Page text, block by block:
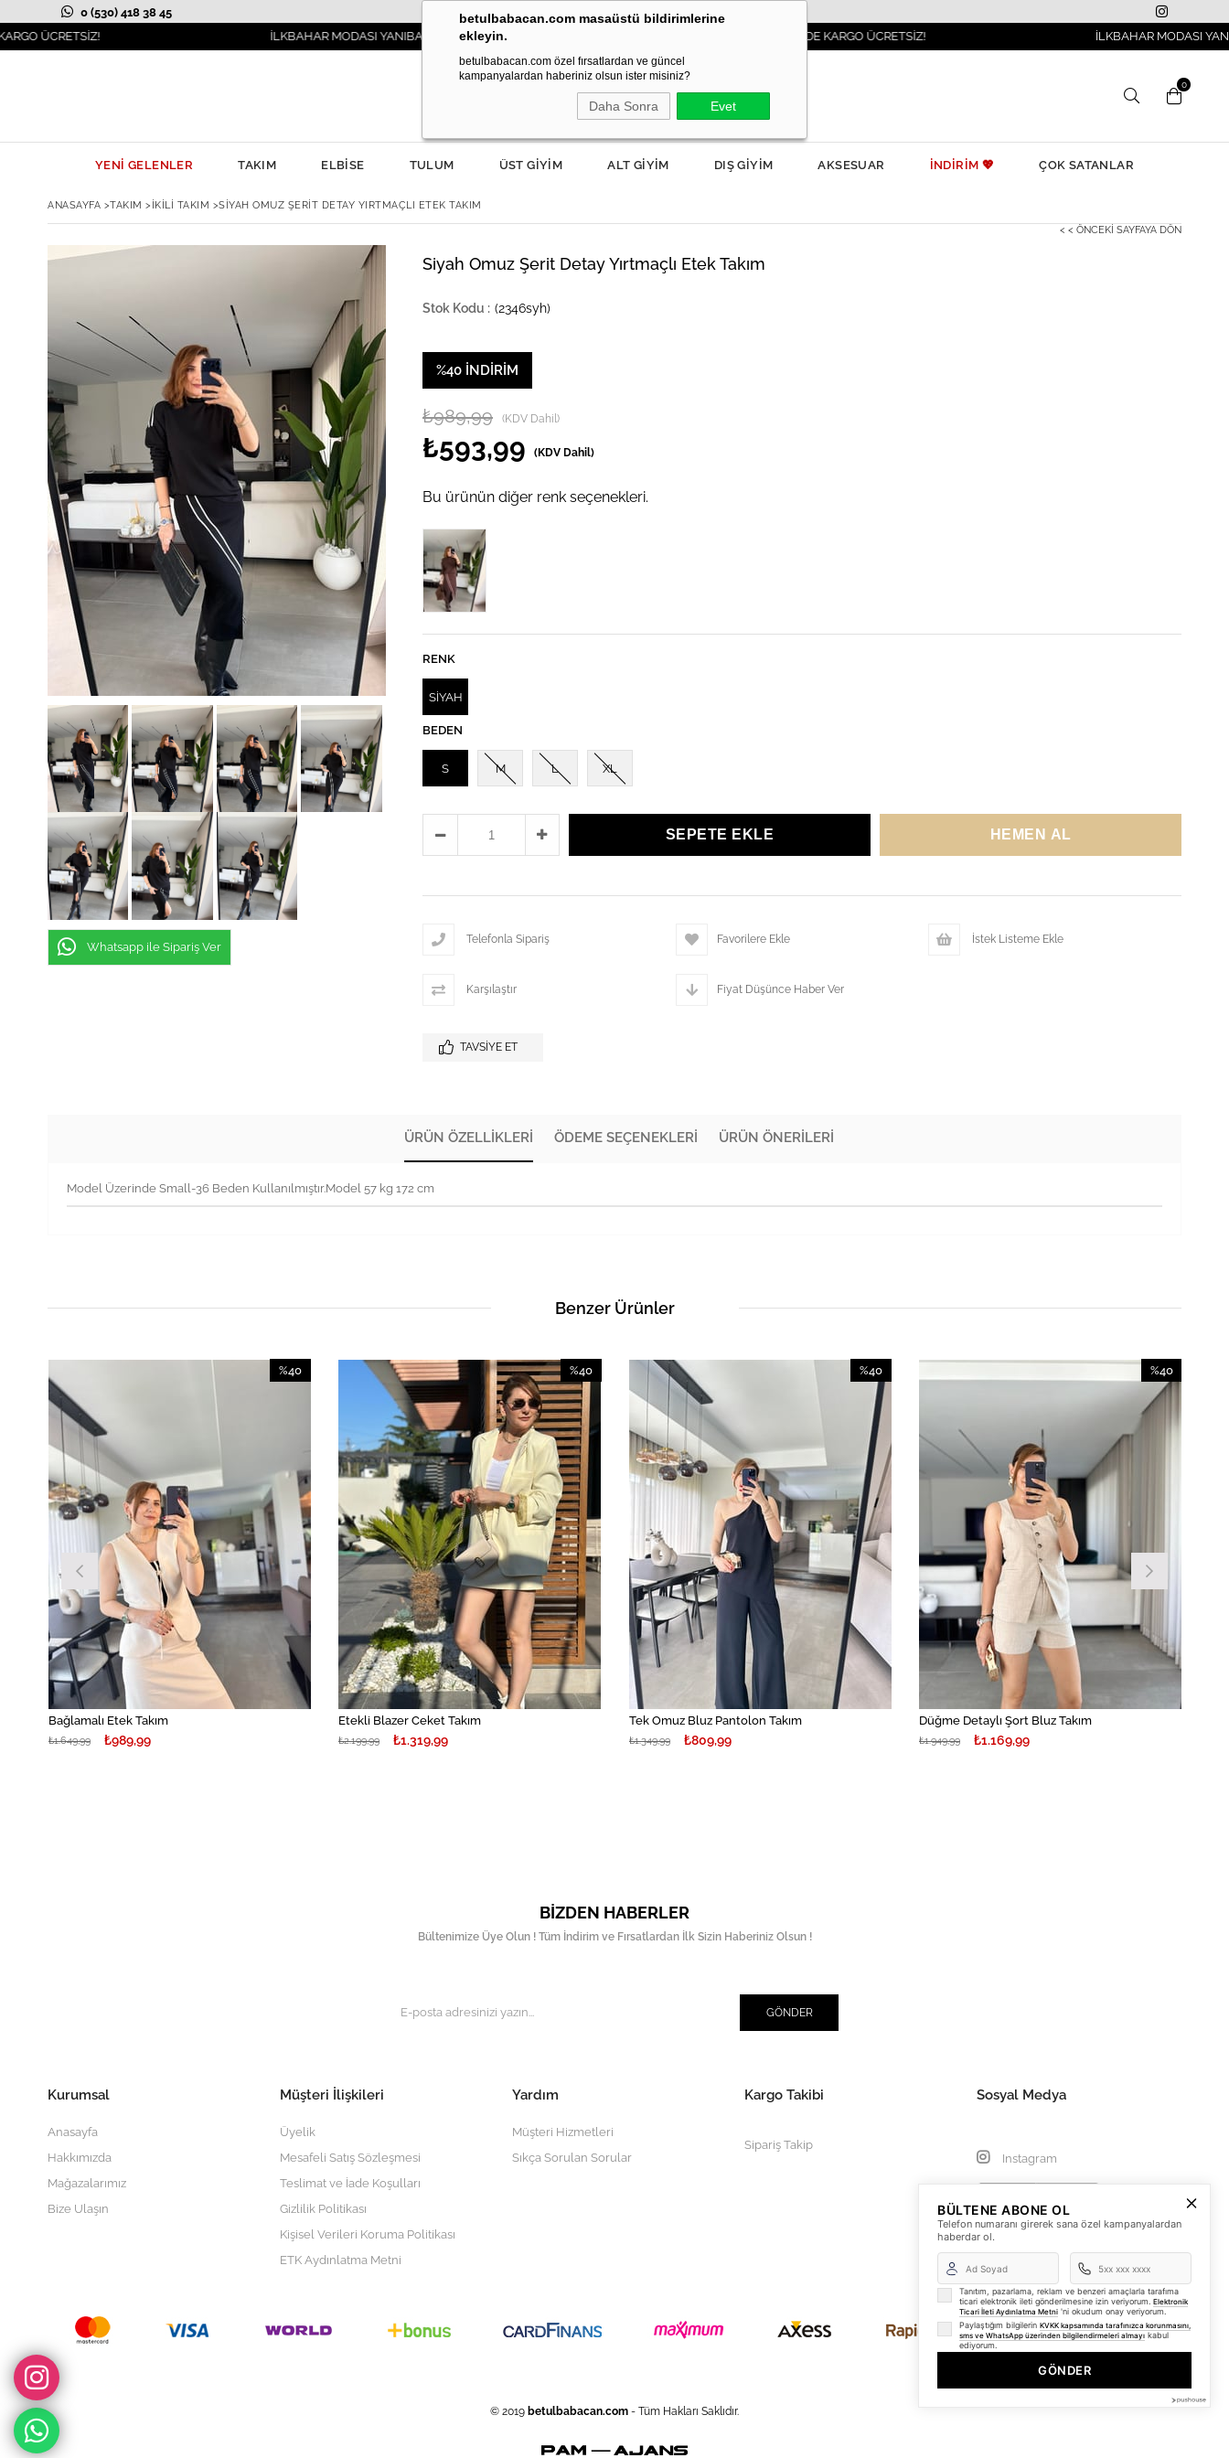
0 (530) 418 38 45
İLKBAHAR MODASI YANIBAŞINIZDA! 3000TL VE ÜZERİ SİPARİŞLERDE KARGO ÜCRETSİZ! İLKBAHAR MODASI
betulbabacan.com masaüstü bildirimlerine
ekleyin.
betulbabacan.com özel fırsatlardan ve güncel
kampanyalardan haberiniz olsun ister misiniz?
Daha Sonra Evet
0
YENİ GELENLER TAKIM ELBİSE TULUM ÜST GİYİM ALT GİYİM DIŞ GİYİM AKSESUAR İNDİRİM 💖 ÇOK SATANLAR
ANASAYFA >TAKIM > İKİLİ TAKIM >SIYAH OMUZ ŞERIT DETAY YIRTMAÇLI ETEK TAKIM
< < ÖNCEKI SAYFAYA DÖN
Whatsapp ile Sipariş Ver
Siyah Omuz Şerit Detay Yırtmaçlı Etek Takım
(2346syh)
%40 İNDIRIM
₺989,99 (KDV Dahil)
₺593,99 (KDV Dahil)
Bu ürünün diğer renk seçenekleri.
RENK
SİYAH
BEDEN
S M L XL
Telefonla Sipariş Favorilere Ekle İstek Listeme Ekle
Karşılaştır Fiyat Düşünce Haber Ver
TAVSIYE ET
ÜRÜN ÖZELLIKLERI ÖDEME SEÇENEKLERI ÜRÜN ÖNERILERI
Model Üzerinde Small-36 Beden Kullanılmıştır.Model 57 kg 172 cm
Benzer Ürünler
Bağlamalı Etek Takım
₺989,99
₺1.649,99
%40
Etekli Blazer Ceket Takım
₺1.319,99
₺2.199,99
%40
İndirim
%40İndirim
Tek Omuz Bluz Pantolon Takım
₺809,99
₺1.349,99
%40
İndirim
%40İndirim
Düğme Detaylı Şort Bluz Takım
₺1.169,99
₺1.949,99
%40
İndirim
%40İndirim
BIZDEN HABERLER
Bültenimize Üye Olun ! Tüm İndirim ve Fırsatlardan İlk Sizin Haberiniz Olsun !
GÖNDER
Kurumsal
Anasayfa
Hakkımızda
Mağazalarımız
Bize Ulaşın
Müşteri İlişkileri
Üyelik
Mesafeli Satış Sözleşmesi
Teslimat ve İade Koşulları
Gizlilik Politikası
Kişisel Verileri Koruma Politikası
ETK Aydınlatma Metni
Yardım
Müşteri Hizmetleri
Sıkça Sorulan Sorular
Kargo Takibi
Sipariş Takip
Sosyal Medya
Instagram
© 2019 betulbabacan.com - Tüm Hakları Saklıdır.
BÜLTENE ABONE OL
Telefon numaranı girerek sana özel kampanyalardan
haberdar ol.
Tanıtım, pazarlama, reklam ve benzeri amaçlarla tarafıma
ticari elektronik ileti gönderilmesine izin veriyorum. Elektronik
Ticari İleti Aydınlatma Metni 'ni okudum onay veriyorum.
Paylaştığım bilgilerin KVKK kapsamında tarafınızca korunmasını,
sms ve WhatsApp üzerinden bilgilendirmeleri almayı kabul
ediyorum.
GÖNDER